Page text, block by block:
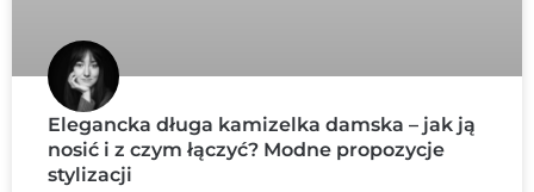
Elegancka długa kamizelka damska – jak ją
nosić i z czym łączyć? Modne propozycje
stylizacji